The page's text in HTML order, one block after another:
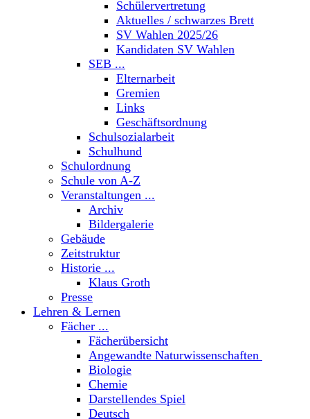
Schülervertretung
Aktuelles / schwarzes Brett
SV Wahlen 2025/26
Kandidaten SV Wahlen
SEB ...
Elternarbeit
Gremien
Links
Geschäftsordnung
Schulsozialarbeit
Schulhund
Schulordnung
Schule von A-Z
Veranstaltungen ...
Archiv
Bildergalerie
Gebäude
Zeitstruktur
Historie ...
Klaus Groth
Presse
Lehren & Lernen
Fächer ...
Fächerübersicht
Angewandte Naturwissenschaften
Biologie
Chemie
Darstellendes Spiel
Deutsch